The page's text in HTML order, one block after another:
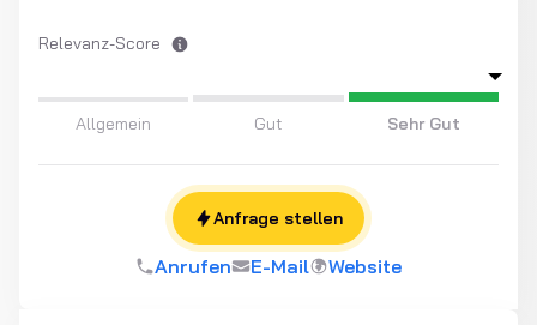
Relevanz-Score
Allgemein Gut Sehr Gut
Anrufen E-Mail Website
Anfrage stellen